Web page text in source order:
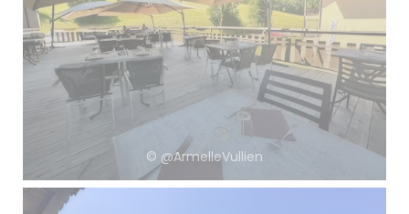
© @ArmelleVullien